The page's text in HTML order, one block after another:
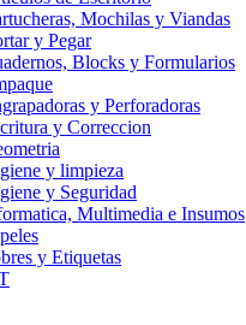
Mochilas y Viandas
y Pegar
Blocks y Formularios
y Perforadoras
y Correccion
y limpieza
y Seguridad
Multimedia e Insumos
y Etiquetas